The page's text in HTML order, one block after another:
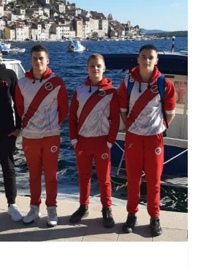
srebro i bronca za
u Šibeniku